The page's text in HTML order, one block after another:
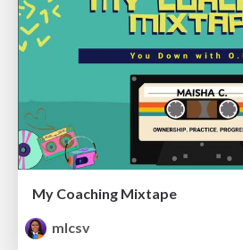
My Coaching Mixtape
mlcsv